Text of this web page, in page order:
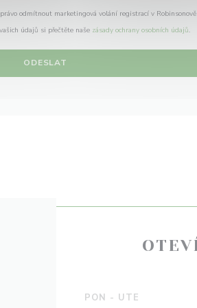
odmítnout marketingová volání registrací v
údajů si přečtěte naše zásady ochrany osobních údajů.
PON - UTE